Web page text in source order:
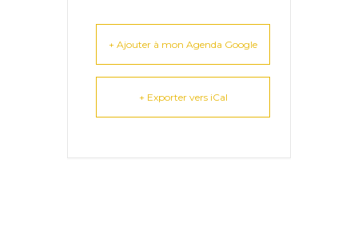
+ Ajouter à mon Agenda Google
+ Exporter vers iCal